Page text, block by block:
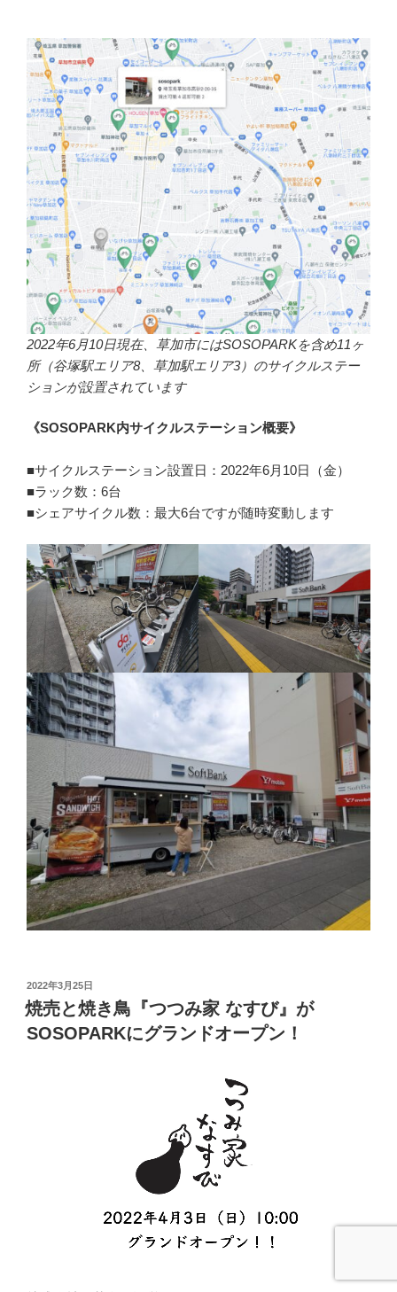
2022年6月10日現在、草加市にはSOSOPARKを含め11ヶ
所（谷塚駅エリア8、草加駅エリア3）のサイクルステー
ションが設置されています
《SOSOPARK内サイクルステーション概要》
■サイクルステーション設置日：2022年6月10日（金）
■ラック数：6台
■シェアサイクル数：最大6台ですが随時変動します
投
稿
日:
2022年3月25日
焼売と焼き鳥『つつみ家 なすび』が
SOSOPARKにグランドオープン！